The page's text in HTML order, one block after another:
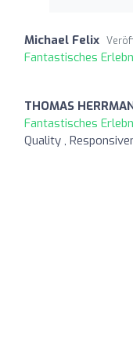
Michael Felix
Fantastisches
THOMAS
Fantastisches
Quality ,